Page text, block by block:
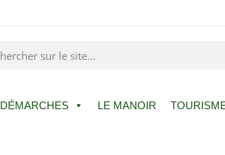
DÉMARCHES LE MANOIR